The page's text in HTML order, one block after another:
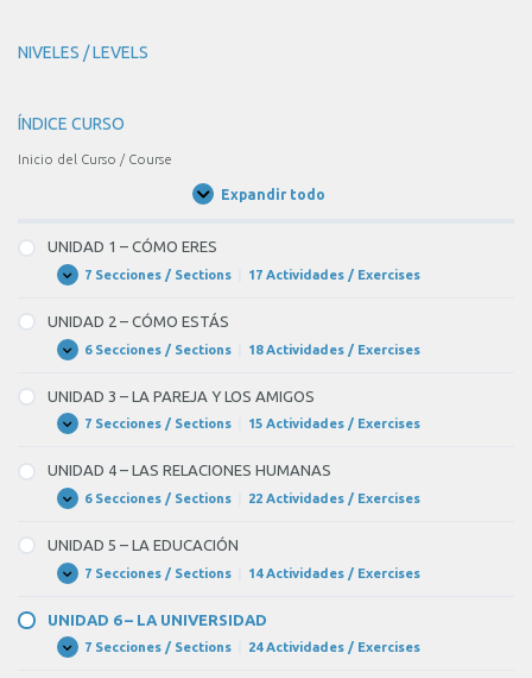
NIVELES / LEVELS
ÍNDICE CURSO
Inicio del Curso / Course
Expandir todo
Unidades
UNIDAD 1 – CÓMO ERES
Expandir
UNIDAD
–
CÓMO
ERES
7 Secciones / Sections 17 Actividades / Exercises
UNIDAD 2 – CÓMO ESTÁS
Expandir
UNIDAD
–
CÓMO
ESTÁS
6 Secciones / Sections 18 Actividades / Exercises
UNIDAD 3 – LA PAREJA Y LOS AMIGOS
Expandir
UNIDAD
–
LA
PAREJA
Y
AMIGOS
7 Secciones / Sections 15 Actividades / Exercises
UNIDAD 4 – LAS RELACIONES HUMANAS
Expandir
UNIDAD
–
LAS
RELACIONES
HUMANAS
6 Secciones / Sections 22 Actividades / Exercises
UNIDAD 5 – LA EDUCACIÓN
Expandir
UNIDAD
–
LA
EDUCACIÓN
7 Secciones / Sections 14 Actividades / Exercises
UNIDAD 6 – LA UNIVERSIDAD
Expandir
UNIDAD7 Secciones / Sections 24 Actividades / Exercises